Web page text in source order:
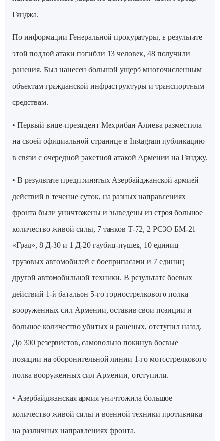
Гянджа.
По информации Генеральной прокуратуры, в результате
этой подлой атаки погибли 13 человек, 48 получили
ранения. Был нанесен большой ущерб многочисленным
объектам гражданской инфраструктуры и транспортным
средствам.
• Первый вице-президент Мехрибан Алиева разместила
на своей официальной странице в Instagram публикацию
в связи с очередной ракетной атакой Армении на Гянджу.
• В результате предпринятых Азербайджанской армией
действий в течение суток, на разных направлениях
фронта были уничтожены и выведены из строя большое
количество живой силы, 7 танков Т-72, 2 РСЗО БМ-21
«Град», 8 Д-30 и 1 Д-20 гаубиц-пушек, 10 единиц
грузовых автомобилей с боеприпасами и 7 единиц
другой автомобильной техники. В результате боевых
действий 1-й батальон 5-го горнострелкового полка
вооруженных сил Армении, оставив свои позиции и
большое количество убитых и раненых, отступил назад.
До 300 резервистов, самовольно покинув боевые
позиции на оборонительной линии 1-го мотострелкового
полка вооруженных сил Армении, отступили.
• Азербайджанская армия уничтожила большое
количество живой силы и военной техники противника
на различных направлениях фронта.